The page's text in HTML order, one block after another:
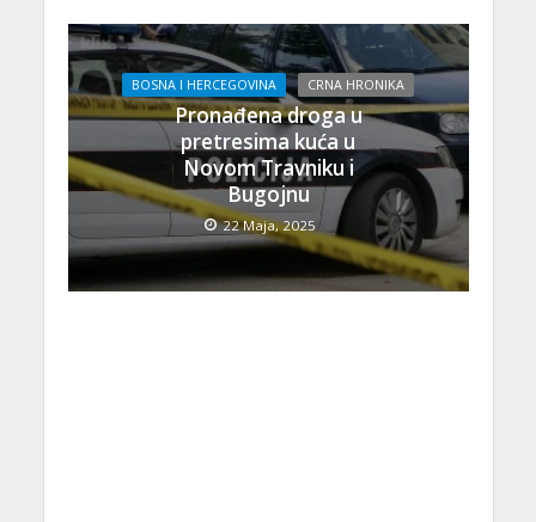
BOSNA I HERCEGOVINA CRNA HRONIKA
Pronađena droga u
pretresima kuća u
Novom Travniku i
Bugojnu
22 Maja, 2025